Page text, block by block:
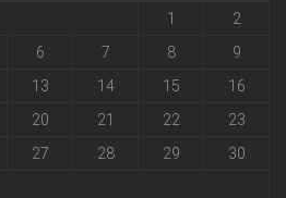
1
2
6 7 8
9
13 14 15
16
20 21 22
23
27 28 29
30